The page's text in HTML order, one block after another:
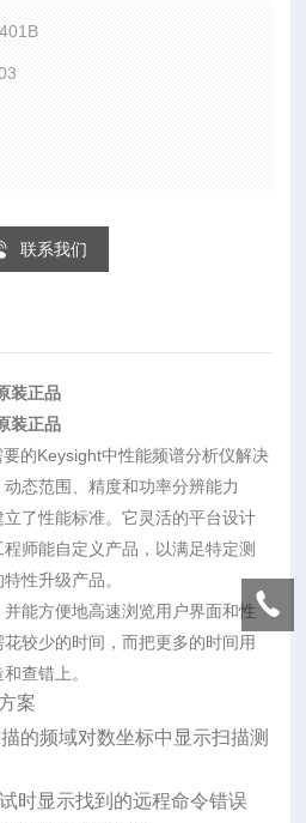
立了性能标准。它灵活的平台设计
联系我们
装正品
装正品
的Keysight中性能频谱分析仪解决
态范围、精度和功率分辨能力
立了性能标准。它灵活的平台设计
师能自定义产品，以满足特定测
性升级产品。
能方便地高速浏览用户界面和性
较少的时间，而把更多的时间用
查错上。
案
的频域对数坐标中显示扫描测
时显示找到的远程命令错误